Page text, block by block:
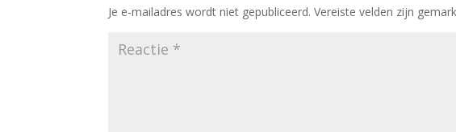
Je e-mailadres wordt niet gepubliceerd. Vereiste velden zijn